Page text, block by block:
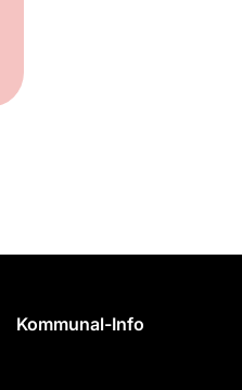
Kommunal-Info